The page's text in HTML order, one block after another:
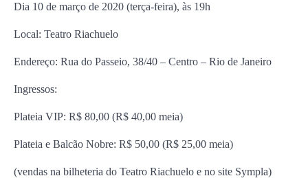
Dia 10 de março de 2020 (terça-feira), às 19h
Local: Teatro Riachuelo
Endereço: Rua do Passeio, 38/40 – Centro – Rio de Janeiro
Ingressos:
Plateia VIP: R$ 80,00 (R$ 40,00 meia)
Plateia e Balcão Nobre: R$ 50,00 (R$ 25,00 meia)
(vendas na bilheteria do Teatro Riachuelo e no site Sympla)